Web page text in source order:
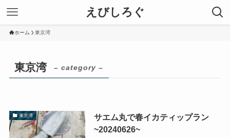
えびしろぐ
ホーム 東京湾
東京湾 – category –
東京湾
サエム丸で春イカティップラン
~20240626~